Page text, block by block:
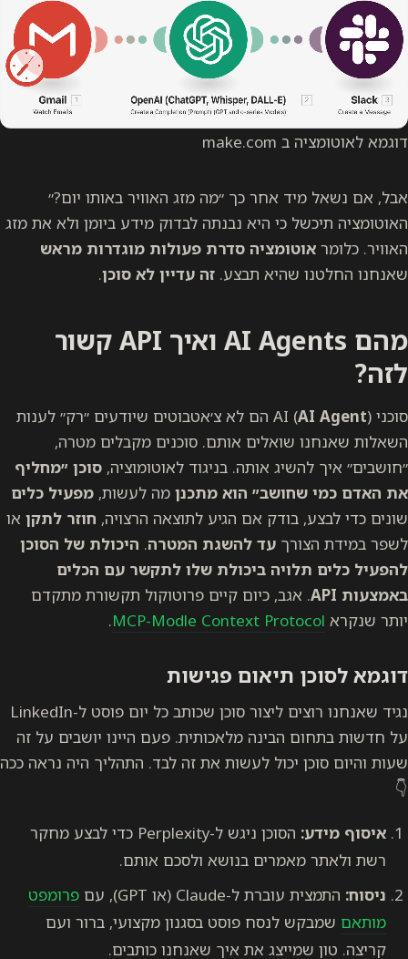
דוגמא לאוטומציה ב make.com
אבל, אם נשאל מיד אחר כך ״מה מזג האוויר באותו יום?״
האוטומציה תיכשל כי היא נבנתה לבדוק מידע ביומן ולא את מזג
האוויר. כלומר אוטומציה סדרת פעולות מוגדרות מראש
שאנחנו החלטנו שהיא תבצע. זה עדיין לא סוכן.
מהם AI Agents ואיך API קשור
לזה?
סוכני AI ( AI Agent
) הם לא צ׳אטבוטים שיודעים ״רק״ לענות
השאלות שאנחנו שואלים אותם. סוכנים מקבלים מטרה,
״חושבים״ איך להשיג אותה. בניגוד לאוטומוציה, סוכן ״מחליף
את האדם כמי שחושב״ הוא מתכנן מה לעשות, מפעיל כלים
שונים כדי לבצע, בודק אם הגיע לתוצאה הרצויה, חוזר לתקן או
לשפר במידת הצורך עד להשגת המטרה. היכולת של הסוכן
להפעיל כלים תלויה ביכולת שלו לתקשר עם הכלים
באמצעות API
. אגב, כיום קיים פרוטוקול תקשורת מתקדם
יותר שנקרא MCP-Modle Context Protocol
.
דוגמא לסוכן תיאום פגישות
נגיד שאנחנו רוצים ליצור סוכן שכותב כל יום פוסט ל-LinkedIn
על חדשות בתחום הבינה מלאכותית. פעם היינו יושבים על זה
שעות והיום סוכן יכול לעשות את זה לבד. התהליך היה נראה ככה
👇
איסוף מידע:
הסוכן ניגש ל-Perplexity כדי לבצע מחקר
רשת ולאתר מאמרים בנושא ולסכם אותם.
ניסוח: התמצית עוברת ל-Claude (או GPT), עם
פרומפט
מותאם שמבקש לנסח פוסט בסגנון מקצועי, ברור ועם
קריצה. טון שמייצג את איך שאנחנו כותבים.